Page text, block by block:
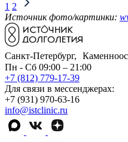
1 2
Источник фото/картинки:
Санкт-Петербург,
Пн - Сб 09:00 – 21:00
+7 (812) 779-17-39
Для связи в мессенджерах:
+7 (931) 970-63-16
info@istclinic.ru